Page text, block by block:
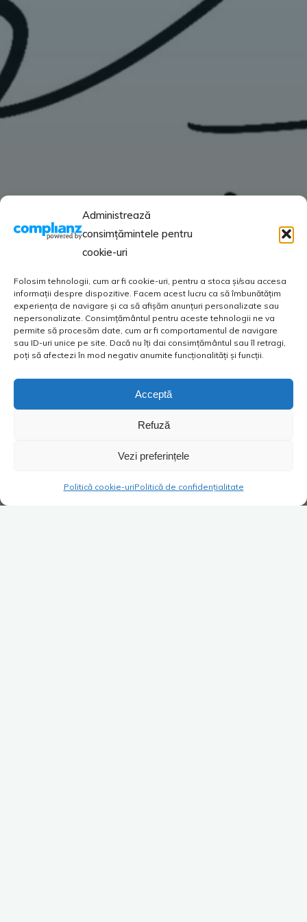
Administrează
consimțămintele pentru
cookie-uri
Folosim tehnologii, cum ar fi cookie-uri, pentru a stoca și/sau accesa
informații despre dispozitive. Facem acest lucru ca să îmbunătățim
experiența de navigare și ca să afișăm anunțuri personalizate sau
nepersonalizate. Consimțământul pentru aceste tehnologii ne va
permite să procesăm date, cum ar fi comportamentul de navigare
sau ID-uri unice pe site. Dacă nu îți dai consimțământul sau îl retragi,
poți să afectezi în mod negativ anumite funcționalități și funcții.
Acceptă
Refuză
Vezi preferințele
Politică cookie-uriPolitică de confidențialitate